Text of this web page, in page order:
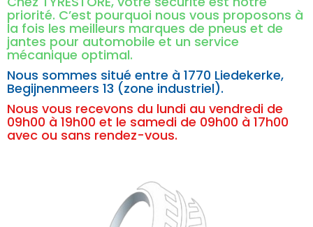
priorité. C’est pourquoi nous vous proposons à
la fois les meilleurs marques de pneus et de
jantes pour automobile et un service
mécanique optimal.
Nous sommes situé entre à 1770 Liedekerke,
Begijnenmeers 13 (zone industriel).
Nous vous recevons du lundi au vendredi de
09h00 à 19h00 et le samedi de 09h00 à 17h00
avec ou sans rendez-vous.